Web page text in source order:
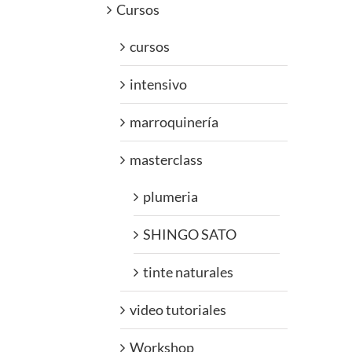
Cursos
cursos
intensivo
marroquinería
masterclass
plumeria
SHINGO SATO
tinte naturales
video tutoriales
Workshop